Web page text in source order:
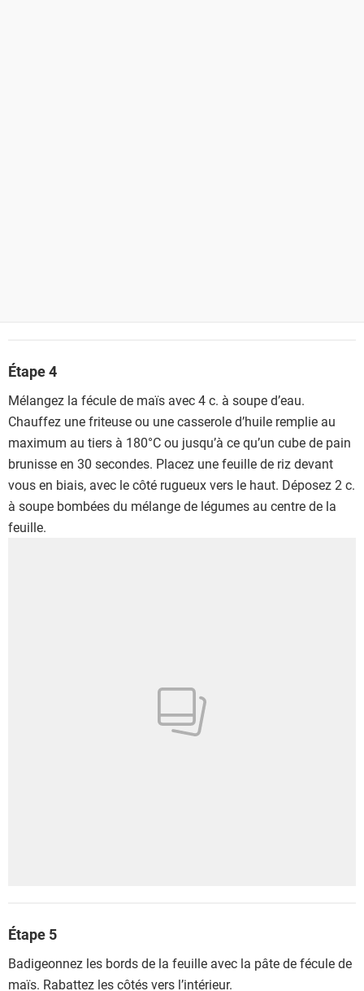
Étape 4
Mélangez la fécule de maïs avec 4 c. à soupe d’eau.
Chauffez une friteuse ou une casserole d’huile remplie au
maximum au tiers à 180°C ou jusqu’à ce qu’un cube de pain
brunisse en 30 secondes. Placez une feuille de riz devant
vous en biais, avec le côté rugueux vers le haut. Déposez 2 c.
à soupe bombées du mélange de légumes au centre de la
feuille.
Étape 5
Badigeonnez les bords de la feuille avec la pâte de fécule de
maïs. Rabattez les côtés vers l’intérieur.